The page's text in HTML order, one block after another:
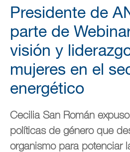
Presidente de
parte de
visión y
mujeres en el
energético
Cecilia San Román
políticas de género que
organismo para potenciar